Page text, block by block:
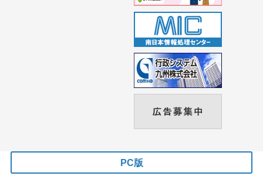
PC版